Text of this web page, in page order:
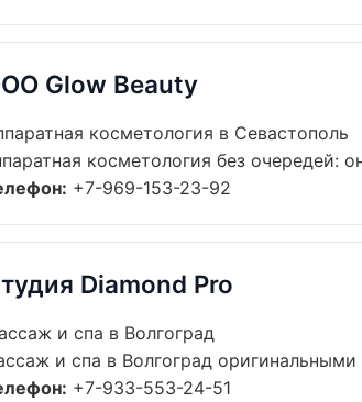
Glow Beauty
косметология в Севастополь
косметология без очередей:
+7-969-153-23-92
Diamond Pro
и спа в Волгоград
и спа в Волгоград
+7-933-553-24-51